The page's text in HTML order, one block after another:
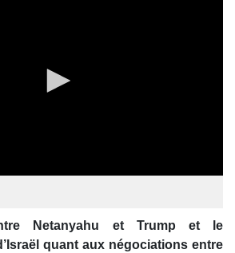
Netanyahu et Trump et le
quant aux négociations entre